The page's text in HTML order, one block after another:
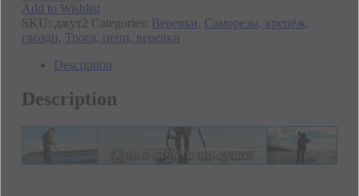
Add to Wishlist
SKU: джут2 Categories: Веревки, Саморезы, крепёж,
гвозди, Троса, цепи, веревки
Description
Description